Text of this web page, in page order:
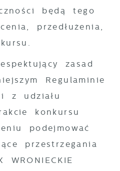
będą tego
przedłużenia,
zasad
Regulaminie
z udziału
konkursu
podejmować
przestrzegania